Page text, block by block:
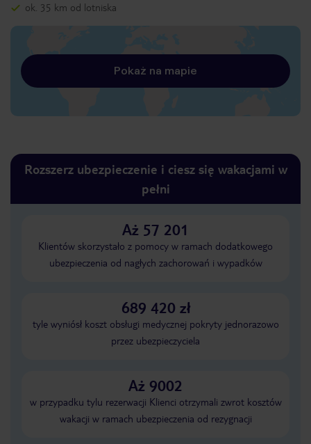
ok. 35 km od lotniska
Pokaż na mapie
Rozszerz ubezpieczenie i ciesz się wakacjami w
pełni
Aż 57 201
Klientów skorzystało z pomocy w ramach dodatkowego
ubezpieczenia od nagłych zachorowań i wypadków
689 420 zł
tyle wyniósł koszt obsługi medycznej pokryty jednorazowo
przez ubezpieczyciela
Aż 9002
w przypadku tylu rezerwacji Klienci otrzymali zwrot kosztów
wakacji w ramach ubezpieczenia od rezygnacji